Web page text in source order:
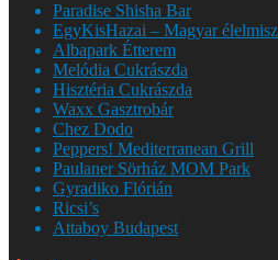
Paradise Shisha Bar
EgyKisHazai – Magyar
Albapark Étterem
Melódia Cukrászda
Hisztéria Cukrászda
Waxx Gasztrobár
Chez Dodo
Peppers! Mediterranean Grill
Paulaner Sörház MOM Park
Gyradiko Flórián
Ricsi’s
Attaboy Budapest